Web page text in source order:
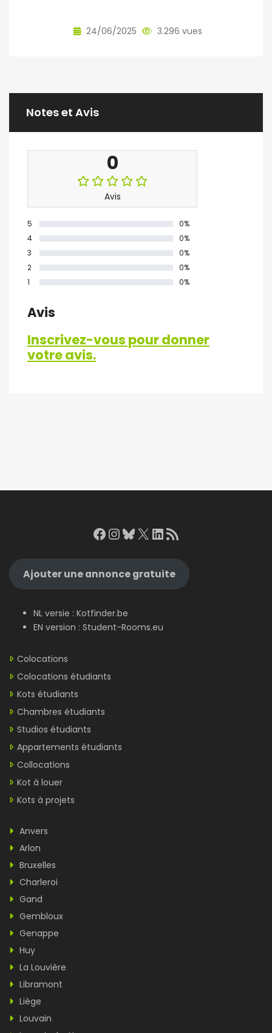
24/06/2025 3.296 vues
Notes et Avis
0
Avis
5
0%
4
0%
3
0%
2
0%
1
0%
Avis
Inscrivez-vous pour donner
votre avis.
Facebook
Instagram
Bluesky
X LinkedIn
RSS Feed
Ajouter une annonce gratuite
NL versie : Kotfinder.be
EN version : Student-Rooms.eu
Colocations
Colocations étudiants
Kots étudiants
Chambres étudiants
Studios étudiants
Appartements étudiants
Collocations
Kot à louer
Kots à projets
Anvers
Arlon
Bruxelles
Charleroi
Gand
Gembloux
Genappe
Huy
La Louvière
Libramont
Liège
Louvain